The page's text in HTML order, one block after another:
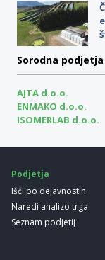
Sorodna podjetja
AJTA d.o.o.
ENMAKO d.o.o.
ISOMERLAB d.o.o.
Podjetja
Išči po dejavnostih
Naredi analizo trga
Seznam podjetij